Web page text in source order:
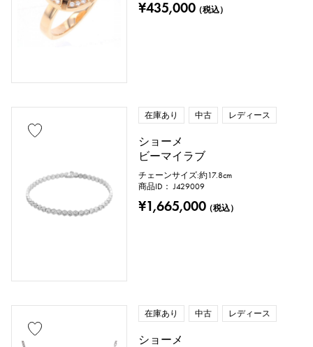
¥435,000（税込）
在庫あり 中古 レディース
ショーメ
ビーマイラブ
チェーンサイズ:約17.8cm
商品ID： J429009
¥1,665,000（税込）
在庫あり 中古 レディース
ショーメ